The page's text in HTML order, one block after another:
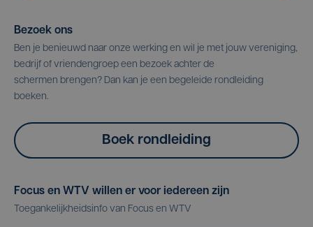
Bezoek ons
Ben je benieuwd naar onze werking en wil je met jouw vereniging,
bedrijf of vriendengroep een bezoek achter de
schermen brengen? Dan kan je een begeleide rondleiding
boeken.
Boek rondleiding
Focus en WTV willen er voor iedereen zijn
Toegankelijkheidsinfo van Focus en WTV